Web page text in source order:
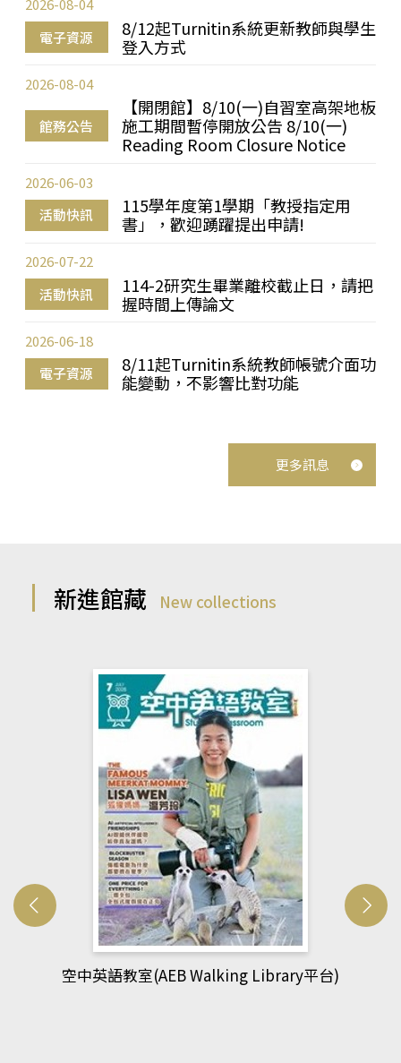
電子資源
8/12起Turnitin系統更新教師與學生
登入方式
2026-08-04
館務公告
【開閉館】8/10(一)自習室高架地板
施工期間暫停開放公告 8/10(一)
Reading Room Closure Notice
2026-08-04
活動快訊
115學年度第1學期「教授指定用
書」，歡迎踴躍提出申請!
2026-06-03
活動快訊
114-2研究生畢業離校截止日，請把
握時間上傳論文
2026-07-22
電子資源
8/11起Turnitin系統教師帳號介面功
能變動，不影響比對功能
2026-06-18
更多訊息
新進館藏 New collections
網管人(kono平台)